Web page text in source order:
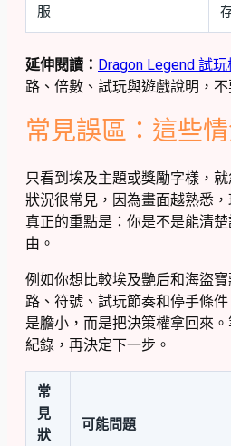
服
延伸閱讀： Dragon Legend 試
路、倍數、試玩與遊戲說明，不
常見誤區：這些
只看到埃及主題或獎勵字樣，
狀況很常見，因為畫面越熟悉
真正的重點是：你是不是能清
由。
例如你想比較埃及艷后和海盜
路、符號、試玩節奏和停手條
是膽小，而是把決策權拿回來
紀錄，再決定下一步。
常
見
狀
可能問題